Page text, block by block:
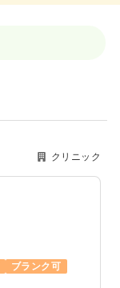
クリニック
ブランク可